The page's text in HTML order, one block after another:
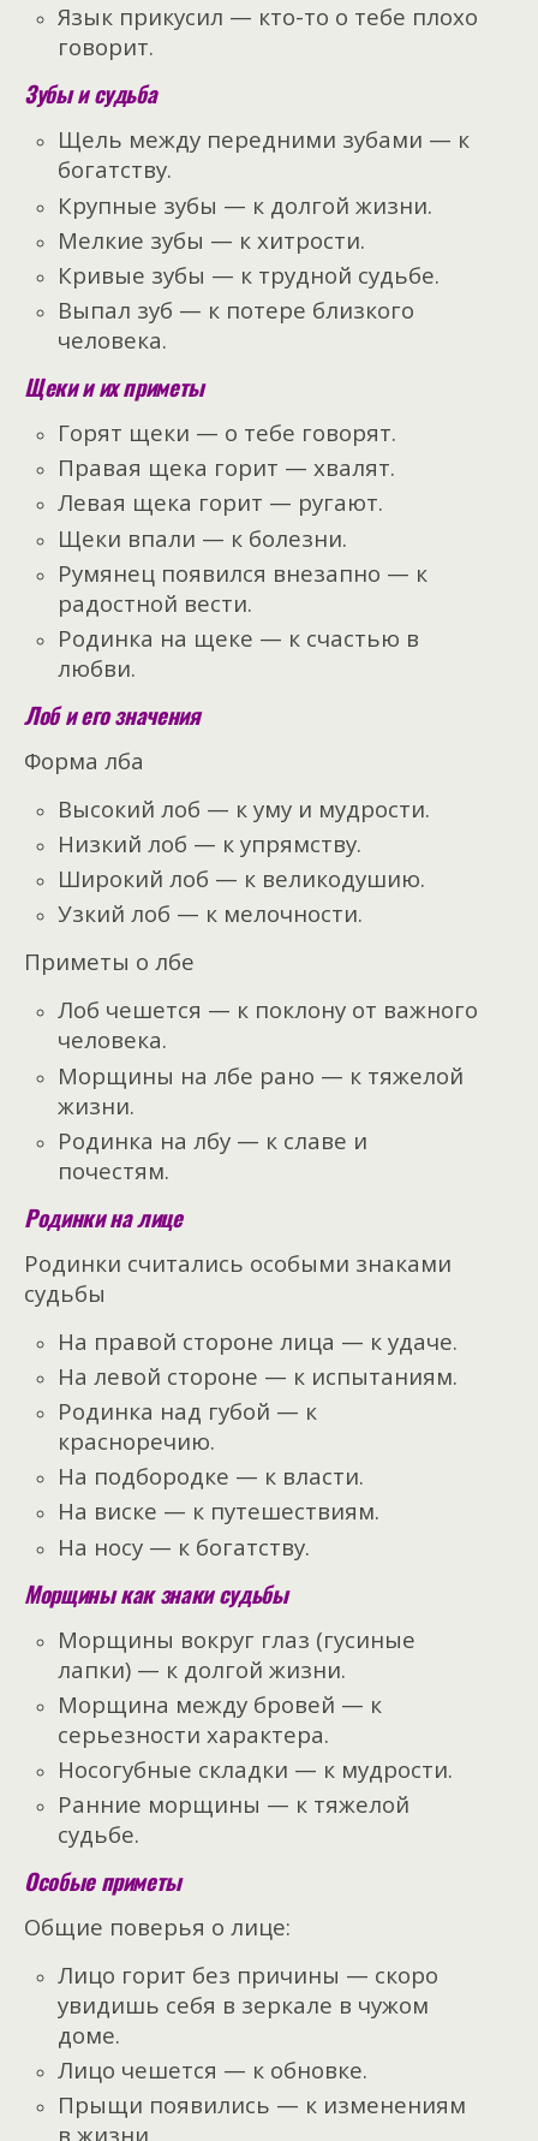
Язык прикусил — кто-то о тебе плохо
говорит.
Зубы и судьба
Щель между передними зубами — к
богатству.
Крупные зубы — к долгой жизни.
Мелкие зубы — к хитрости.
Кривые зубы — к трудной судьбе.
Выпал зуб — к потере близкого
человека.
Щеки и их приметы
Горят щеки — о тебе говорят.
Правая щека горит — хвалят.
Левая щека горит — ругают.
Щеки впали — к болезни.
Румянец появился внезапно — к
радостной вести.
Родинка на щеке — к счастью в
любви.
Лоб и его значения
Форма лба
Высокий лоб — к уму и мудрости.
Низкий лоб — к упрямству.
Широкий лоб — к великодушию.
Узкий лоб — к мелочности.
Приметы о лбе
Лоб чешется — к поклону от важного
человека.
Морщины на лбе рано — к тяжелой
жизни.
Родинка на лбу — к славе и
почестям.
Родинки на лице
Родинки считались особыми знаками
судьбы
На правой стороне лица — к удаче.
На левой стороне — к испытаниям.
Родинка над губой — к
красноречию.
На подбородке — к власти.
На виске — к путешествиям.
На носу — к богатству.
Морщины как знаки судьбы
Морщины вокруг глаз (гусиные
лапки) — к долгой жизни.
Морщина между бровей — к
серьезности характера.
Носогубные складки — к мудрости.
Ранние морщины — к тяжелой
судьбе.
Особые приметы
Общие поверья о лице:
Лицо горит без причины — скоро
увидишь себя в зеркале в чужом
доме.
Лицо чешется — к обновке.
Прыщи появились — к изменениям
в жизни.